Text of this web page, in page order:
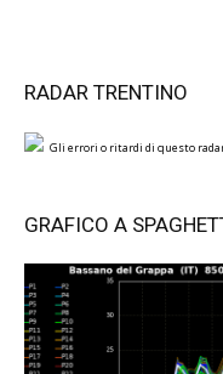
RADAR TRENTINO
Gli errori o ritardi di questo
GRAFICO A